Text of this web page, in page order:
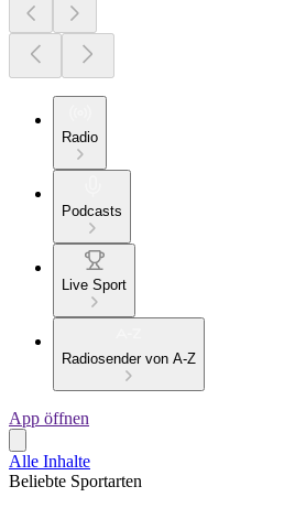
Radio
Podcasts
Live Sport
Radiosender von A-Z
App öffnen
Alle Inhalte
Beliebte Sportarten